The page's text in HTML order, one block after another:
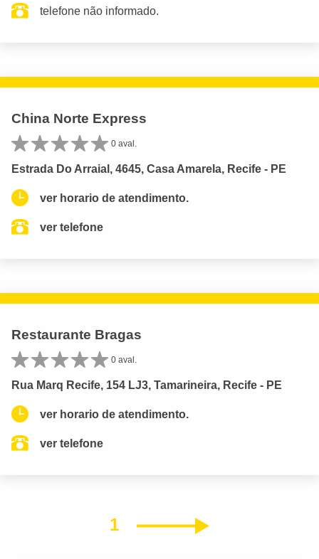
telefone não informado.
China Norte Express
0 aval.
Estrada Do Arraial, 4645, Casa Amarela, Recife - PE
ver horario de atendimento.
ver telefone
Restaurante Bragas
0 aval.
Rua Marq Recife, 154 LJ3, Tamarineira, Recife - PE
ver horario de atendimento.
ver telefone
1 Próximo